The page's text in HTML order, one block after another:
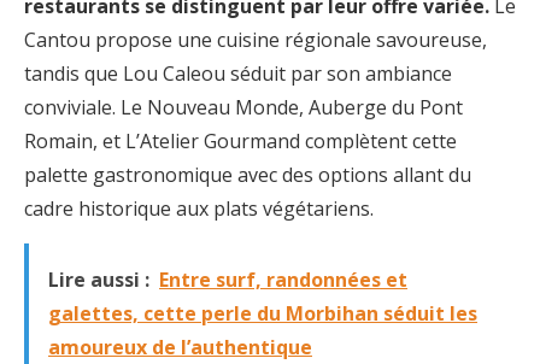
restaurants se distinguent par leur offre variée. Le
Cantou propose une cuisine régionale savoureuse,
tandis que Lou Caleou séduit par son ambiance
conviviale. Le Nouveau Monde, Auberge du Pont
Romain, et L’Atelier Gourmand complètent cette
palette gastronomique avec des options allant du
cadre historique aux plats végétariens.
Lire aussi : Entre surf, randonnées et
galettes, cette perle du Morbihan séduit les
amoureux de l’authentique